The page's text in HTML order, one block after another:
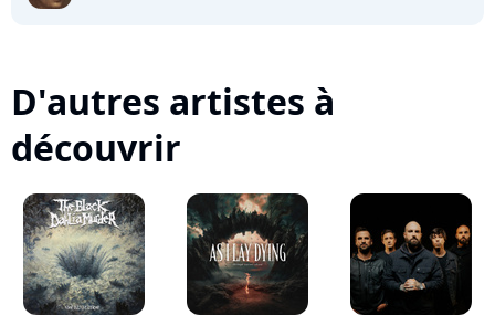
D'autres artistes à
découvrir